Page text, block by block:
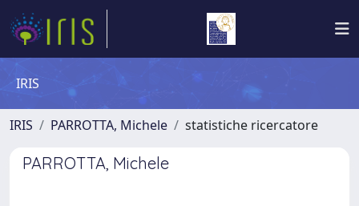
IRIS
IRIS PARROTTA, Michele statistiche ricercatore
PARROTTA, Michele